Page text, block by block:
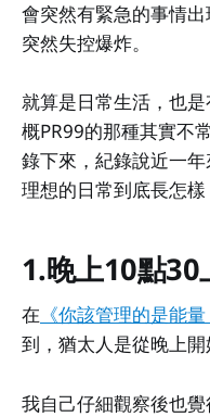
會突然有緊急的事情
突然失控爆炸。
就算是日常生活，也
概PR99的那種其實不
錄下來，紀錄說近一
理想的日常到底長怎樣
1.晚上10點30
在 《你該管理的是能
到，猶太人是從晚上開
我自己仔細觀察後也